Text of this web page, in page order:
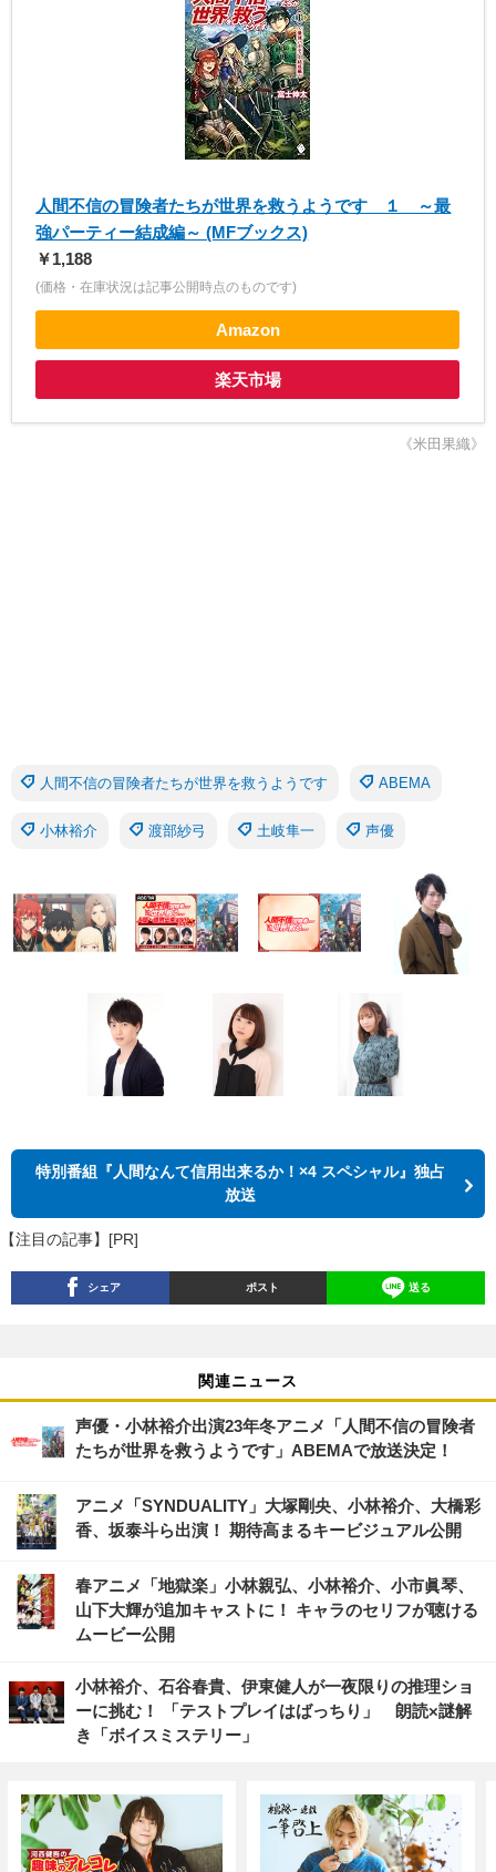
人間不信の冒険者たちが世界を救うようです １ ～最
強パーティー結成編～ (MFブックス)
￥1,188
(価格・在庫状況は記事公開時点のものです)
Amazon
楽天市場
《米田果織》
人間不信の冒険者たちが世界を救うようです ABEMA
小林裕介 渡部紗弓 土岐隼一 声優
特別番組『人間なんて信用出来るか！×4 スペシャル』独占
放送
【注目の記事】[PR]
シェア ポスト 送る
関連ニュース
声優・小林裕介出演23年冬アニメ「人間不信の冒険者
たちが世界を救うようです」ABEMAで放送決定！
アニメ「SYNDUALITY」大塚剛央、小林裕介、大橋彩
香、坂泰斗ら出演！ 期待高まるキービジュアル公開
春アニメ「地獄楽」小林親弘、小林裕介、小市眞琴、
山下大輝が追加キャストに！ キャラのセリフが聴ける
ムービー公開
小林裕介、石谷春貴、伊東健人が一夜限りの推理ショ
ーに挑む！ 「テストプレイはばっちり」 朗読×謎解
き「ボイスミステリー」